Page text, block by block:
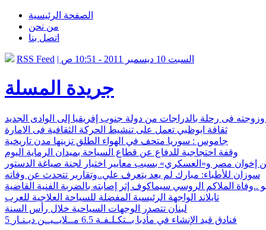
الصفحة الرئيسية
من نحن
اتصل بنا
RSS Feed | السبت 10 ديسمبر 2011 - 10:51 ص
جريدة المسلة
فى رحلة بالدراجات من دولة جنوب إفريقيا إلى الوادى الجديد
ثقافة ابوظبي تعمل على تنشيط الحركة الثقافية فى الامارة
جاموس : سوريا متحف في الهواء الطلق تزينها مدن تاريخية
وقفة احتجاجية للدفاع عن قطاع السياحة بميدان الرماية اليوم
إخوان مصر و«العسكري» بسبب معايير اختيار لجنة صياغة الدستور
سوزان للأطباء: مبارك لم يعد يتعرف علي..وتقارير تتحدث عن وفاته
..وفاة الملاكم الروسي سيماكوف إثر إصابته بالضربة الفنية القاضية
تايلاند الواجهة الرئيسية المفضلة للسياحة العلاجية للعرب
لبنان تتصدر الوجهات السياحية خلال رأس السنة
5 فنادق قيد الإنشاء في مأدبا بــتكـلـفـة 6.5 مــلايــيــن ديـنـار